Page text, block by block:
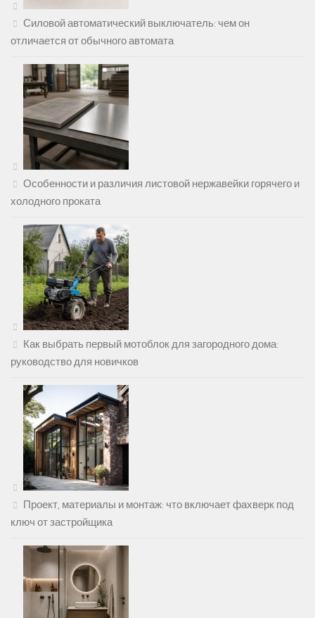
Силовой автоматический выключатель: чем он
отличается от обычного автомата
Особенности и различия листовой нержавейки горячего и
холодного проката
Как выбрать первый мотоблок для загородного дома:
руководство для новичков
Проект, материалы и монтаж: что включает фахверк под
ключ от застройщика